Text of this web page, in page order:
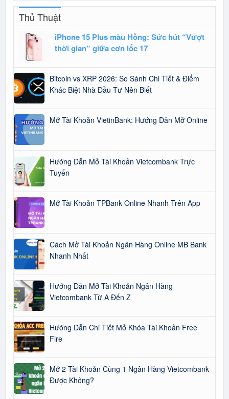
Thủ Thuật
iPhone 15 Plus màu Hồng: Sức hút “Vượt
thời gian” giữa cơn lốc 17
Bitcoin vs XRP 2026: So Sánh Chi Tiết & Điểm
Khác Biệt Nhà Đầu Tư Nên Biết
Mở Tài Khoản VietinBank: Hướng Dẫn Mở Online
Hướng Dẫn Mở Tài Khoản Vietcombank Trực
Tuyến
Mở Tài Khoản TPBank Online Nhanh Trên App
Cách Mở Tài Khoản Ngân Hàng Online MB Bank
Nhanh Nhất
Hướng Dẫn Mở Tài Khoản Ngân Hàng
Vietcombank Từ A Đến Z
Hướng Dẫn Chi Tiết Mở Khóa Tài Khoản Free
Fire
Mở 2 Tài Khoản Cùng 1 Ngân Hàng Vietcombank
Được Không?